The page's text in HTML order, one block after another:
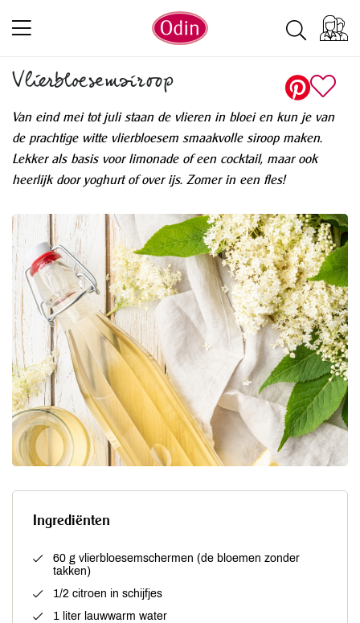
Vlierbloesemsiroop
Van eind mei tot juli staan de vlieren in bloei en kun je van
de prachtige witte vlierbloesem smaakvolle siroop maken.
Lekker als basis voor limonade of een cocktail, maar ook
heerlijk door yoghurt of over ijs. Zomer in een fles!
Ingrediënten
60 g vlierbloesemschermen (de bloemen zonder
takken)
1/2 citroen in schijfjes
1 liter lauwwarm water